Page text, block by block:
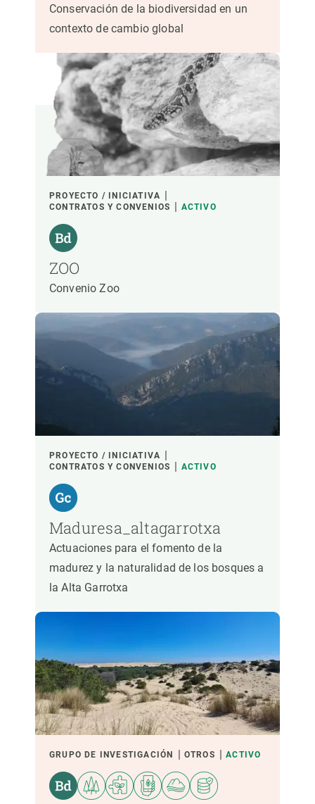
Conservación de la biodiversidad en un
contexto de cambio global
PROYECTO / INICIATIVA
CONTRATOS Y CONVENIOS
ACTIVO
ZOO
Convenio Zoo
PROYECTO / INICIATIVA
CONTRATOS Y CONVENIOS
ACTIVO
Maduresa_altagarrotxa
Actuaciones para el fomento de la
madurez y la naturalidad de los bosques a
la Alta Garrotxa
GRUPO DE INVESTIGACIÓN OTROS ACTIVO